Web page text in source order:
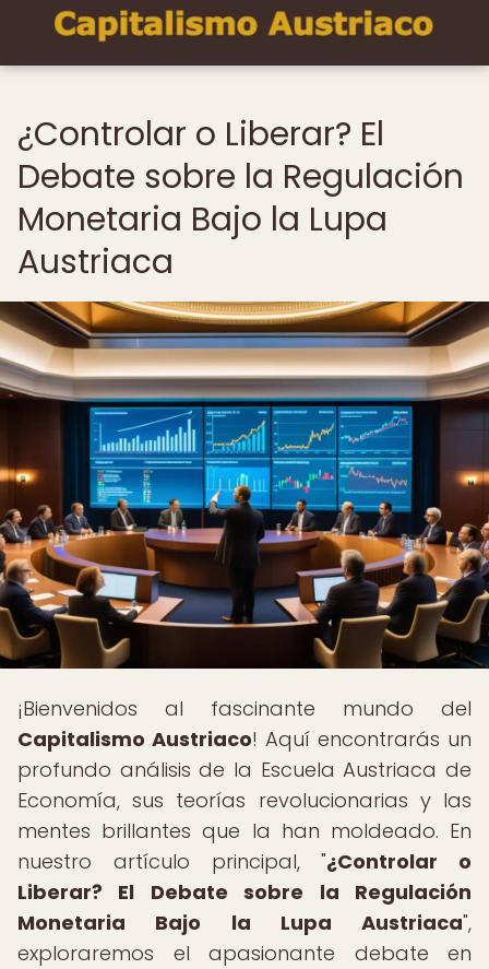
¿Controlar o Liberar? El
Debate sobre la Regulación
Monetaria Bajo la Lupa
Austriaca
¡Bienvenidos al fascinante mundo del
Capitalismo Austriaco! Aquí encontrarás un
profundo análisis de la Escuela Austriaca de
Economía, sus teorías revolucionarias y las
mentes brillantes que la han moldeado. En
nuestro artículo principal, "¿Controlar o
Liberar? El Debate sobre la Regulación
Monetaria Bajo la Lupa Austriaca",
exploraremos el apasionante debate en